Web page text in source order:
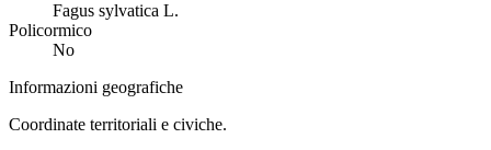
Fagus sylvatica L.
Policormico
No
Informazioni geografiche
Coordinate territoriali e civiche.